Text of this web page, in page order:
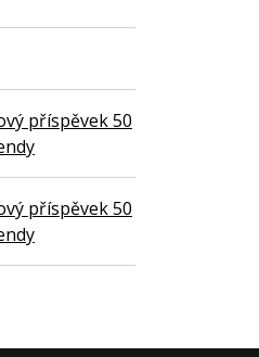
příspěvek 50
příspěvek 50